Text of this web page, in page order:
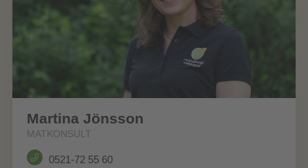
Martina Jönsson
MATKONSULT
0521-72 55 60